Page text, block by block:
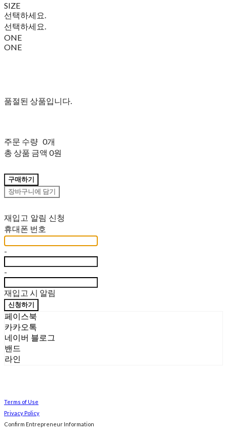
SIZE
선택하세요.
선택하세요.
ONE
ONE
품절된 상품입니다.
주문 수량 0개
총 상품 금액 0원
구매하기
장바구니에 담기
재입고 알림 신청
휴대폰 번호
-
-
재입고 시 알림
신청하기
페이스북
카카오톡
네이버 블로그
밴드
라인
Terms of Use
Privacy Policy
Confirm Entrepreneur Information